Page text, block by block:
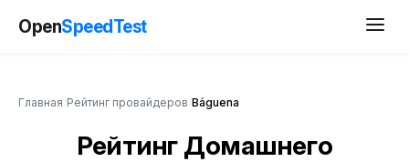
OpenSpeedTest
Главная Рейтинг провайдеров Báguena
Рейтинг Домашнего